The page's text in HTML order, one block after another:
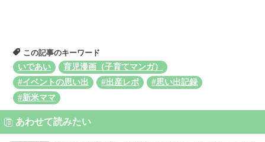
この記事のキーワード
いであい
育児漫画（子育てマンガ）
#イベントの思い出
#出産レポ
#思い出記録
#新米ママ
あわせて読みたい